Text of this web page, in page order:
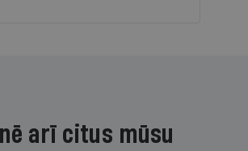
arī citus mūsu